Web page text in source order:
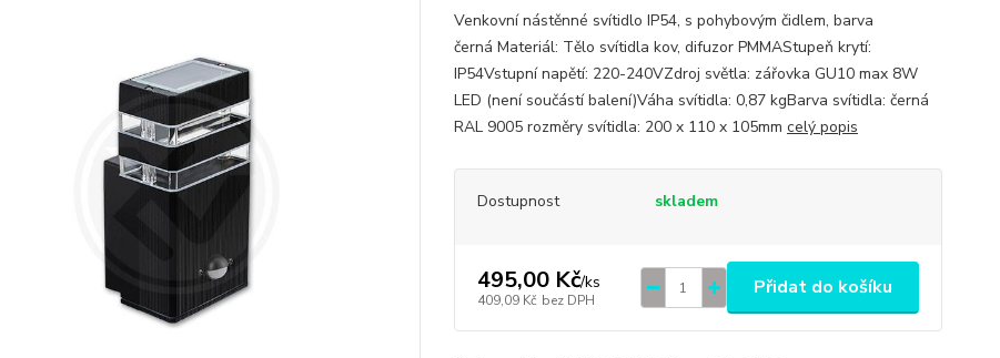
Venkovní nástěnné svítidlo IP54, s pohybovým čidlem, barva
černá Materiál: Tělo svítidla kov, difuzor PMMAStupeň krytí:
IP54Vstupní napětí: 220-240VZdroj světla: zářovka GU10 max 8W
LED (není součástí balení)Váha svítidla: 0,87 kgBarva svítidla: černá
RAL 9005 rozměry svítidla: 200 x 110 x 105mm celý popis
Dostupnost skladem
495,00 Kč/ks
409,09 Kč bez DPH
Přidat do košíku